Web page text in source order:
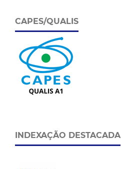
CAPES/QUALIS
INDEXAÇÃO DESTACADA